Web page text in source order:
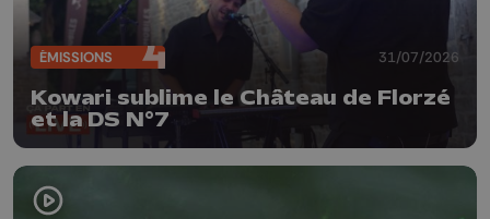
ÉMISSIONS 31/07/2026
Kowari sublime le Château de Florzé
et la DS N°7